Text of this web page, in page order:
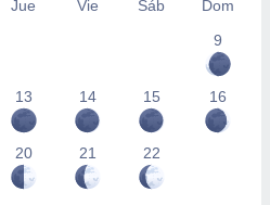
Jue Vie Sáb
Dom
9
13 14 15 16
20 21 22